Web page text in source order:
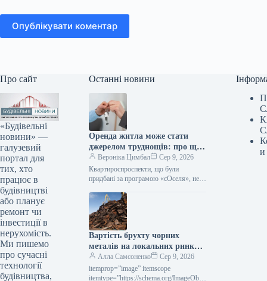
Опублікувати коментар
Про сайт
«Будівельні
новини» —
галузевий
портал для
тих, хто
працює в
будівництві
або планує
ремонт чи
інвестиції в
нерухомість.
Ми пишемо
про сучасні
технології
будівництва,
Останні новини
Оренда житла може стати
джерелом труднощів: про що
слід пам’ятати учасникам
програми «єОселя»
Вероніка Цимбал
Сер 9, 2026
Квартироспроспeкти, що були
придбані за програмою «єОселя», не
таке житло в оренду. Поки позика не
буде…
Вартість брухту чорних
металів на локальних ринках
у липні впала на 10–30
доларів за тонну.
Алла Самсоненко
Сер 9, 2026
itemprop=”image” itemscope
itemtype=”https://schema.org/ImageObje
и